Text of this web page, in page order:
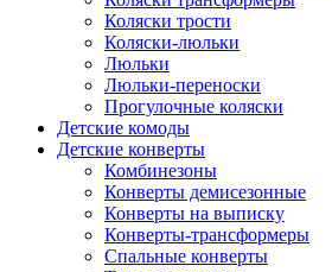
Коляски трости
Коляски-люльки
Люльки
Люльки-переноски
Прогулочные коляски
Детские комоды
Детские конверты
Комбинезоны
Конверты демисезонные
Конверты на выписку
Конверты-трансформеры
Спальные конверты